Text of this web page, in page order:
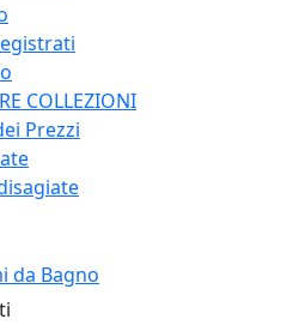
COLLEZIONI
Prezzi
da Bagno